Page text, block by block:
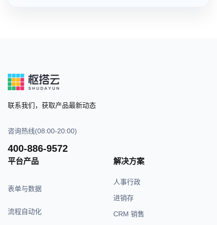
联系我们，获取产品最新动态
咨询热线(08:00-20:00)
400-886-9572
平台产品
表单与数据
流程自动化
解决方案
人事行政
进销存
CRM 销售